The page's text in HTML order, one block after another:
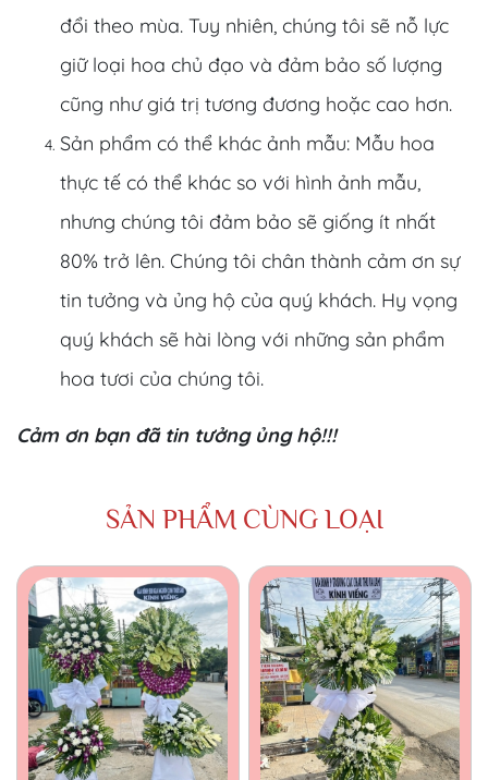
đổi theo mùa. Tuy nhiên, chúng tôi sẽ nỗ lực
giữ loại hoa chủ đạo và đảm bảo số lượng
cũng như giá trị tương đương hoặc cao hơn.
Sản phẩm có thể khác ảnh mẫu: Mẫu hoa
thực tế có thể khác so với hình ảnh mẫu,
nhưng chúng tôi đảm bảo sẽ giống ít nhất
80% trở lên. Chúng tôi chân thành cảm ơn sự
tin tưởng và ủng hộ của quý khách. Hy vọng
quý khách sẽ hài lòng với những sản phẩm
hoa tươi của chúng tôi.
Cảm ơn bạn đã tin tưởng ủng hộ!!!
SẢN PHẨM CÙNG LOẠI